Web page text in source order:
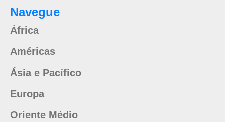
Navegue
África
Américas
Ásia e Pacífico
Europa
Oriente Médio